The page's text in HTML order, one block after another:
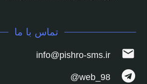
تماس با ما
mail
info@pishro-sms.ir
web_98@